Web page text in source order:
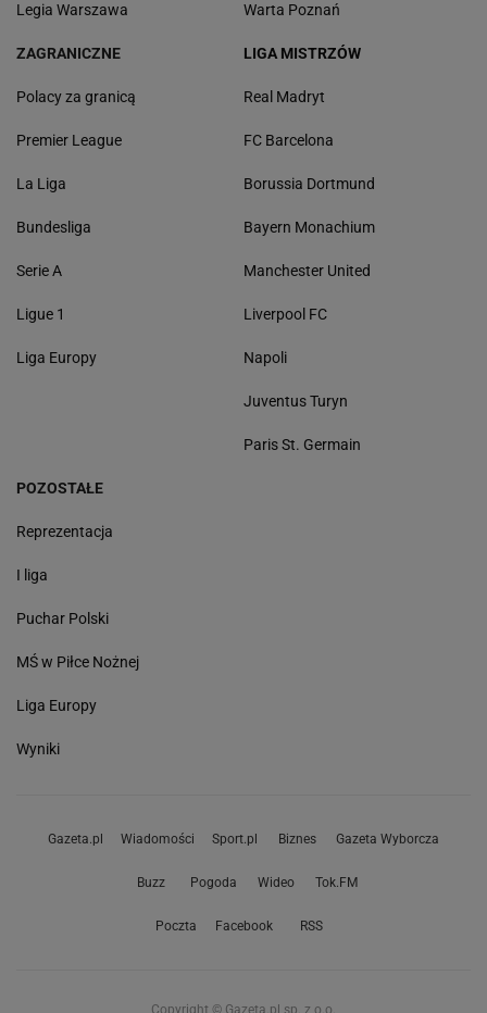
Legia Warszawa Warta Poznań
ZAGRANICZNE
Polacy za granicą
Premier League
La Liga
Bundesliga
Serie A
Ligue 1
Liga Europy
LIGA MISTRZÓW
Real Madryt
FC Barcelona
Borussia Dortmund
Bayern Monachium
Manchester United
Liverpool FC
Napoli
Juventus Turyn
Paris St. Germain
POZOSTAŁE
Reprezentacja
I liga
Puchar Polski
MŚ w Piłce Nożnej
Liga Europy
Wyniki
Gazeta.pl Wiadomości Sport.pl Biznes Gazeta Wyborcza
Buzz Pogoda Wideo Tok.FM
Poczta Facebook RSS
Copyright © Gazeta.pl sp. z o.o.